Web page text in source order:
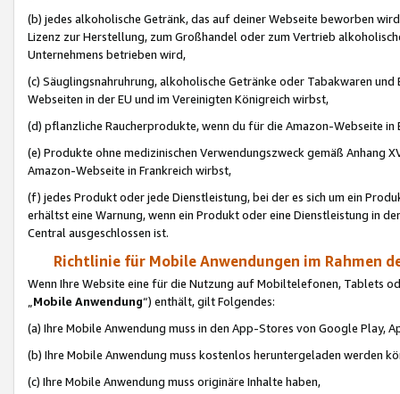
(b) jedes alkoholische Getränk, das auf deiner Webseite beworben
Lizenz zur Herstellung, zum Großhandel oder zum Vertrieb
Unternehmens betrieben wird,
(c) Säuglingsnahruhrung, alkoholische Getränke oder Tabakwaren
Webseiten in der EU und im Vereinigten Königreich wirbst,
(d) pflanzliche Raucherprodukte, wenn du für die Amazon-Webseite in
(e) Produkte ohne medizinischen Verwendungszweck gemäß Anhang
Amazon-Webseite in Frankreich wirbst,
(f) jedes Produkt oder jede Dienstleistung, bei der es sich um ein
erhältst eine Warnung, wenn ein Produkt oder eine Dienstleistung in
Central ausgeschlossen ist.
Richtlinie für Mobile Anwendungen im Rahmen
Wenn Ihre Website eine für die Nutzung auf Mobiltelefonen, Tablets
„Mobile Anwendung“) enthält, gilt Folgendes:
(a) Ihre Mobile Anwendung muss in den App-Stores von Google Play,
(b) Ihre Mobile Anwendung muss kostenlos heruntergeladen werden
(c) Ihre Mobile Anwendung muss originäre Inhalte haben,